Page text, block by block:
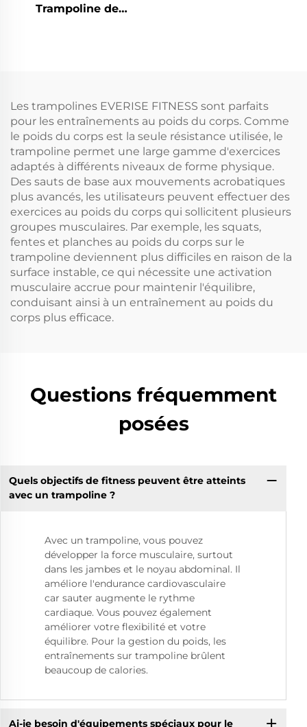
Trampoline de
Les trampolines EVERISE FITNESS sont parfaits
pour les entraînements au poids du corps. Comme
le poids du corps est la seule résistance utilisée, le
trampoline permet une large gamme d'exercices
adaptés à différents niveaux de forme physique.
Des sauts de base aux mouvements acrobatiques
plus avancés, les utilisateurs peuvent effectuer des
exercices au poids du corps qui sollicitent plusieurs
groupes musculaires. Par exemple, les squats,
fentes et planches au poids du corps sur le
trampoline deviennent plus difficiles en raison de la
surface instable, ce qui nécessite une activation
musculaire accrue pour maintenir l'équilibre,
conduisant ainsi à un entraînement au poids du
corps plus efficace.
Questions fréquemment
posées
Quels objectifs de fitness peuvent être atteints
avec un trampoline ?
Avec un trampoline, vous pouvez
développer la force musculaire, surtout
dans les jambes et le noyau abdominal. Il
améliore l'endurance cardiovasculaire
car sauter augmente le rythme
cardiaque. Vous pouvez également
améliorer votre flexibilité et votre
équilibre. Pour la gestion du poids, les
entraînements sur trampoline brûlent
beaucoup de calories.
Ai-je besoin d'équipements spéciaux pour le